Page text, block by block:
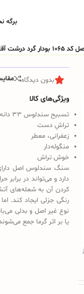
برگه
بدون دیدگاه
ویژگی‌های کالا
تسبیح سندلوس 33 دانه
تراشِ دست
زعفرانی، معطر
منگوله‌دار
خوش تراش
سنگ سندلوس اصل دارای
دارد و می‌تواند در
کردن آن به شعله‌های
رنگی جزئی ایجاد کند.
نوع غیر اصل و بدلی
یا بر اثر گرما جمع